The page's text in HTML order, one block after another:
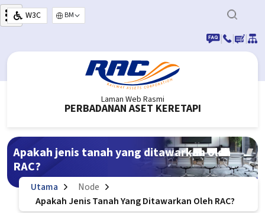
Langkau ke kandungan utama
W3C
Select your language
|
| |
Laman Web Rasmi
PERBADANAN ASET KERETAPI
Apakah jenis tanah yang ditawarkan oleh
RAC?
Utama
Node
Apakah Jenis Tanah Yang Ditawarkan Oleh RAC?